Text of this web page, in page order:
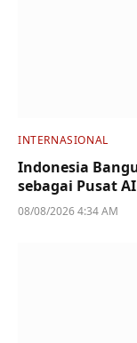
INTERNASIONAL
Indonesia
sebagai Pusat
08/08/2026 4:34 AM